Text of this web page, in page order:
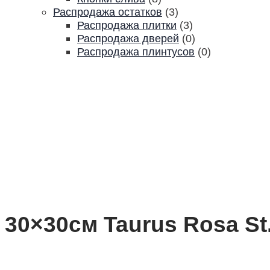
Распродажа остатков (3)
Распродажа плитки (3)
Распродажа дверей (0)
Распродажа плинтусов (0)
30×30см Taurus Rosa